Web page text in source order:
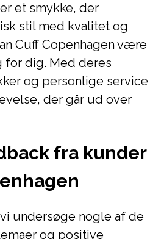
et smykke, der
stil med kvalitet og
Cuff Copenhagen være
dig. Med deres
og personlige service
der går ud over
fra kunder
undersøge nogle af de
og positive